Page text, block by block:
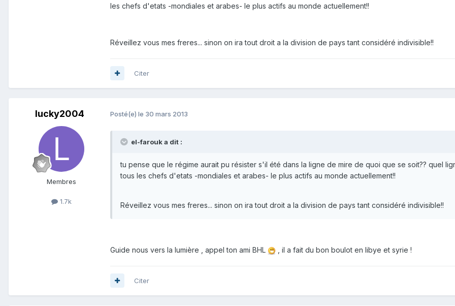
les chefs d'etats -mondiales et arabes- le plus actifs au monde actuellement!!
Réveillez vous mes freres... sinon on ira tout droit a la division de pays tant considéré indivisible!!
Citer
lucky2004
Membres
1.7k
Posté(e) le 30 mars 2013
el-farouk a dit :
tu pense que le régime aurait pu résister s'il été dans la ligne de mire de quoi que se soit?? quel
tous les chefs d'etats -mondiales et arabes- le plus actifs au monde actuellement!!
Réveillez vous mes freres... sinon on ira tout droit a la division de pays tant considéré indivisible!!
Guide nous vers la lumière , appel ton ami BHL , il a fait du bon boulot en libye et syrie !
Citer